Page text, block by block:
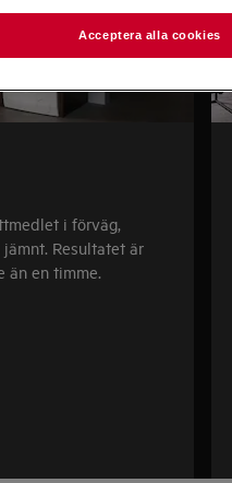
i förväg,
Resultatet är
än en timme.
Acceptera alla cookies